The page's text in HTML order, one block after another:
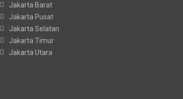
Jakarta Barat
Jakarta Pusat
Jakarta Selatan
Jakarta Timur
Jakarta Utara